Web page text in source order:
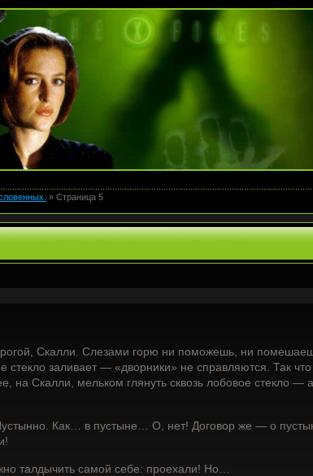
» Страница 5
Скалли. Слезами горю ни поможешь, ни
стекло заливает — «дворники» не справляются. Так
на Скалли, мельком глянуть сквозь лобовое стекло —
Как… в пустыне… О, нет! Договор же — о
талдычить самой себе: проехали! Но…